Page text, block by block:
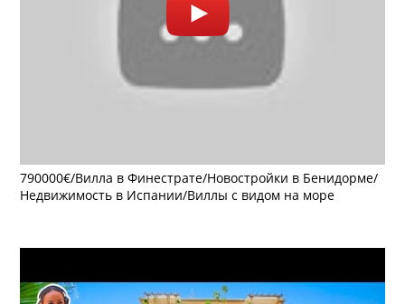
790000€/Вилла в Финестрате/Новостройки в Бенидорме/
Недвижимость в Испании/Виллы с видом на море